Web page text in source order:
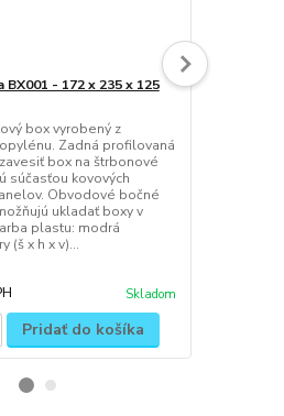
- 172 x 235 x 125
box vyrobený z
Zadná profilovaná
box na štrbonové
súčasťou kovových
Obvodové bočné
ukladať boxy v
plastu: modrá
(š x h x v)...
Skladom
Pridať do košíka
Plastová